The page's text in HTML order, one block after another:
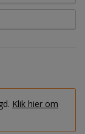
Klik hier om